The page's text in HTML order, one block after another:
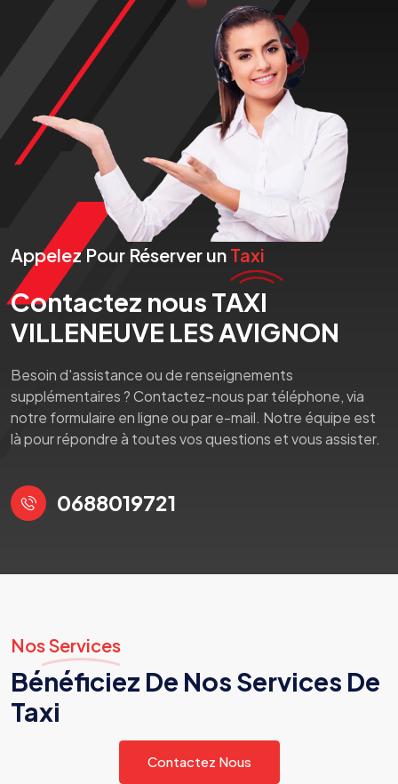
Appelez Pour Réserver un Taxi
Contactez nous TAXI
VILLENEUVE LES AVIGNON
Besoin d'assistance ou de renseignements
supplémentaires ? Contactez-nous par téléphone, via
notre formulaire en ligne ou par e-mail. Notre équipe est
là pour répondre à toutes vos questions et vous assister.
0688019721
Nos Services
Bénéficiez De Nos Services De
Taxi
Contactez Nous